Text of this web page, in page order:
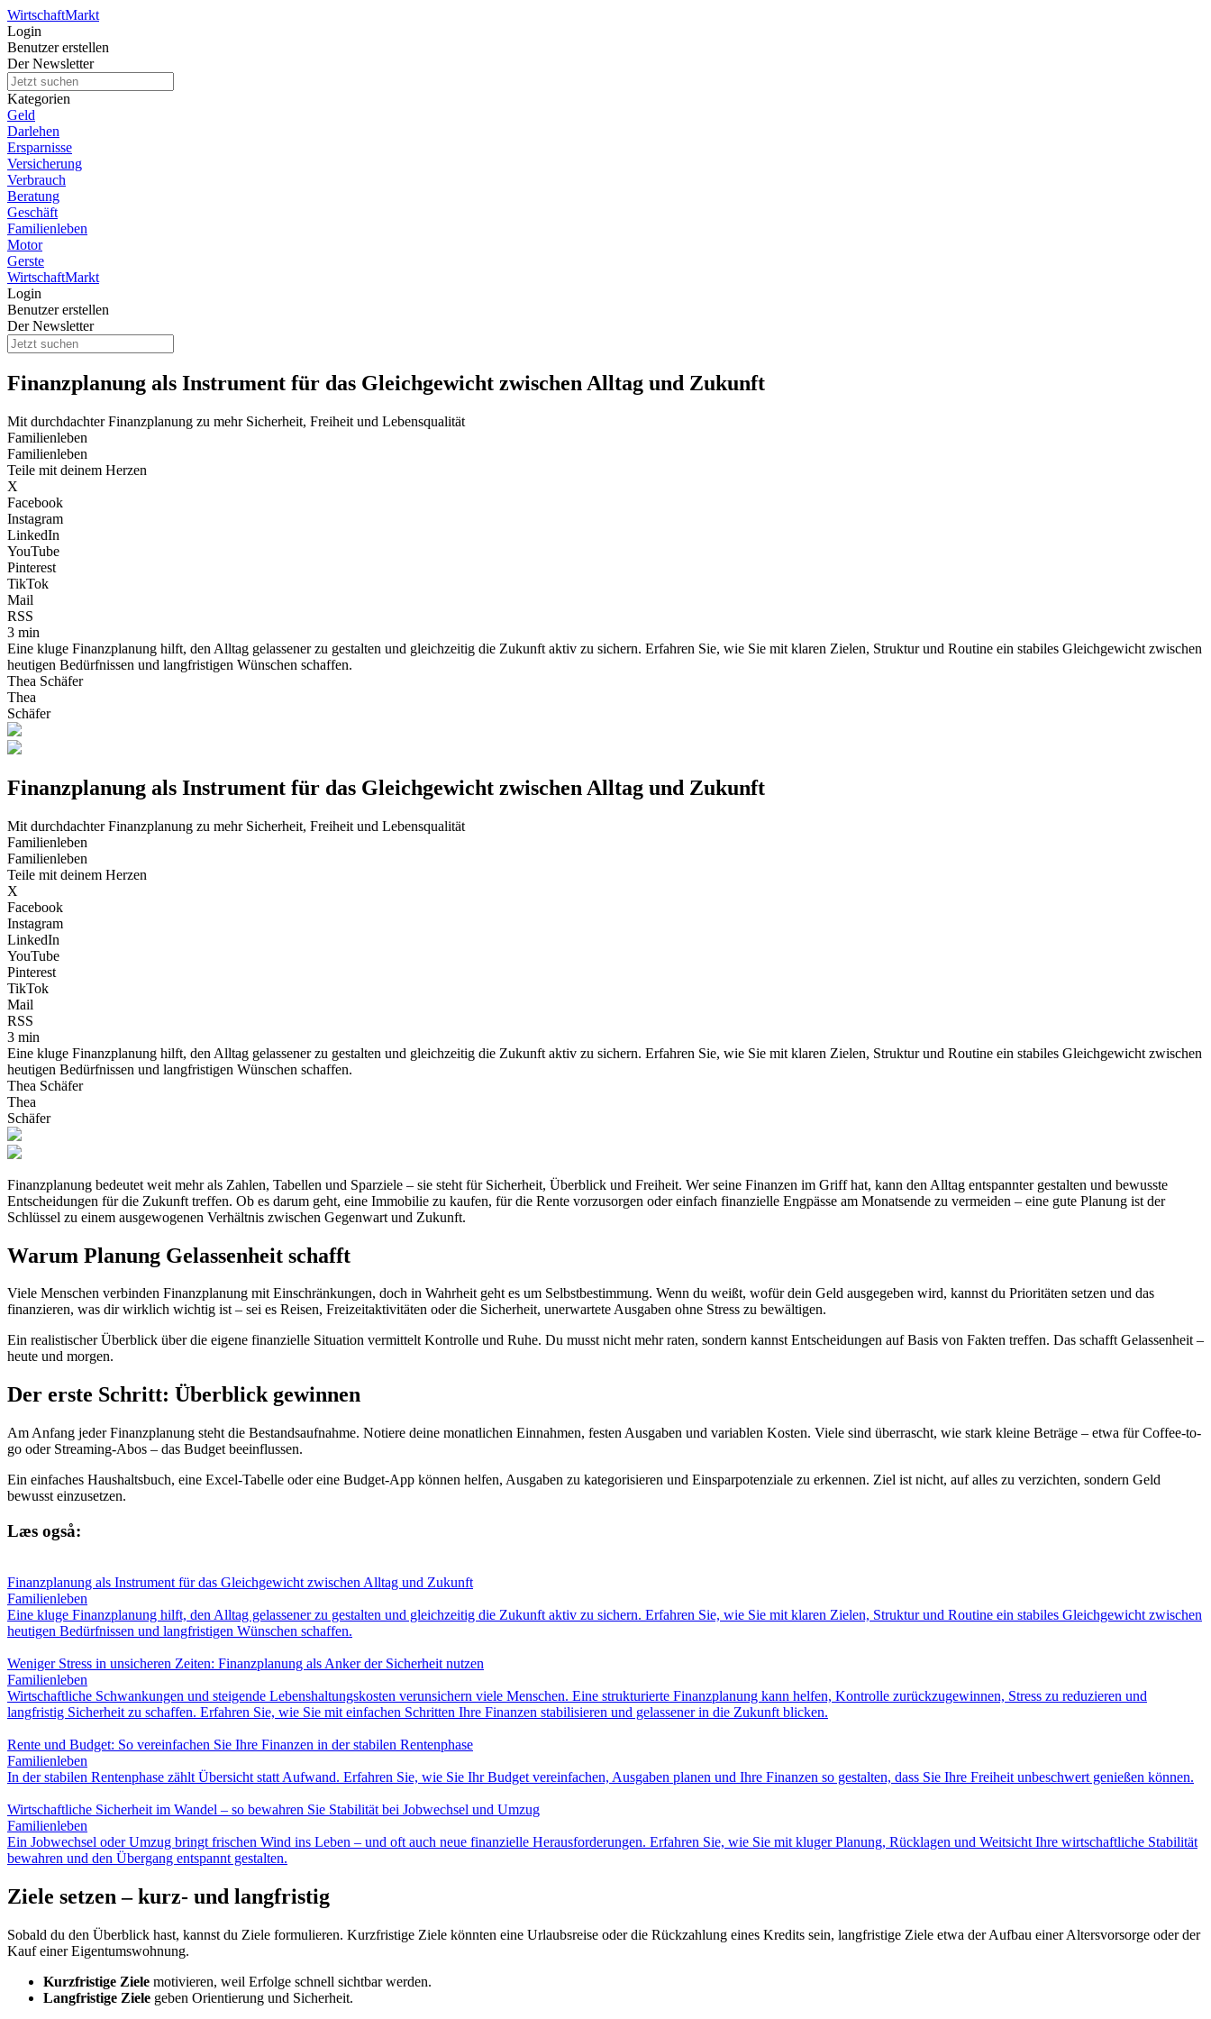
WirtschaftMarkt
Login
Benutzer erstellen
Der Newsletter
Kategorien
Geld
Darlehen
Ersparnisse
Versicherung
Verbrauch
Beratung
Geschäft
Familienleben
Motor
Gerste
WirtschaftMarkt
Login
Benutzer erstellen
Der Newsletter
Finanzplanung als Instrument für das Gleichgewicht zwischen Alltag und Zukunft
Mit durchdachter Finanzplanung zu mehr Sicherheit, Freiheit und Lebensqualität
Familienleben
Familienleben
Teile mit deinem Herzen
X
Facebook
Instagram
LinkedIn
YouTube
Pinterest
TikTok
Mail
RSS
3 min
Eine kluge Finanzplanung hilft, den Alltag gelassener zu gestalten und gleichzeitig die Zukunft aktiv zu sichern. Erfahren Sie, wie Sie mit klaren Zielen, Struktur und Routine ein stabiles Gleichgewicht zwischen
heutigen Bedürfnissen und langfristigen Wünschen schaffen.
Thea Schäfer
Thea
Schäfer
Finanzplanung als Instrument für das Gleichgewicht zwischen Alltag und Zukunft
Mit durchdachter Finanzplanung zu mehr Sicherheit, Freiheit und Lebensqualität
Familienleben
Familienleben
Teile mit deinem Herzen
X
Facebook
Instagram
LinkedIn
YouTube
Pinterest
TikTok
Mail
RSS
3 min
Eine kluge Finanzplanung hilft, den Alltag gelassener zu gestalten und gleichzeitig die Zukunft aktiv zu sichern. Erfahren Sie, wie Sie mit klaren Zielen, Struktur und Routine ein stabiles Gleichgewicht zwischen
heutigen Bedürfnissen und langfristigen Wünschen schaffen.
Thea Schäfer
Thea
Schäfer
Finanzplanung bedeutet weit mehr als Zahlen, Tabellen und Sparziele – sie steht für Sicherheit, Überblick und Freiheit. Wer seine Finanzen im Griff hat, kann den Alltag entspannter gestalten und bewusste
Entscheidungen für die Zukunft treffen. Ob es darum geht, eine Immobilie zu kaufen, für die Rente vorzusorgen oder einfach finanzielle Engpässe am Monatsende zu vermeiden – eine gute Planung ist der
Schlüssel zu einem ausgewogenen Verhältnis zwischen Gegenwart und Zukunft.
Warum Planung Gelassenheit schafft
Viele Menschen verbinden Finanzplanung mit Einschränkungen, doch in Wahrheit geht es um Selbstbestimmung. Wenn du weißt, wofür dein Geld ausgegeben wird, kannst du Prioritäten setzen und das
finanzieren, was dir wirklich wichtig ist – sei es Reisen, Freizeitaktivitäten oder die Sicherheit, unerwartete Ausgaben ohne Stress zu bewältigen.
Ein realistischer Überblick über die eigene finanzielle Situation vermittelt Kontrolle und Ruhe. Du musst nicht mehr raten, sondern kannst Entscheidungen auf Basis von Fakten treffen. Das schafft Gelassenheit –
heute und morgen.
Der erste Schritt: Überblick gewinnen
Am Anfang jeder Finanzplanung steht die Bestandsaufnahme. Notiere deine monatlichen Einnahmen, festen Ausgaben und variablen Kosten. Viele sind überrascht, wie stark kleine Beträge – etwa für Coffee-to-
go oder Streaming-Abos – das Budget beeinflussen.
Ein einfaches Haushaltsbuch, eine Excel-Tabelle oder eine Budget-App können helfen, Ausgaben zu kategorisieren und Einsparpotenziale zu erkennen. Ziel ist nicht, auf alles zu verzichten, sondern Geld
bewusst einzusetzen.
Læs også:
Finanzplanung als Instrument für das Gleichgewicht zwischen Alltag und Zukunft
Familienleben
Eine kluge Finanzplanung hilft, den Alltag gelassener zu gestalten und gleichzeitig die Zukunft aktiv zu sichern. Erfahren Sie, wie Sie mit klaren Zielen, Struktur und Routine ein stabiles Gleichgewicht zwischen
heutigen Bedürfnissen und langfristigen Wünschen schaffen.
Weniger Stress in unsicheren Zeiten: Finanzplanung als Anker der Sicherheit nutzen
Familienleben
Wirtschaftliche Schwankungen und steigende Lebenshaltungskosten verunsichern viele Menschen. Eine strukturierte Finanzplanung kann helfen, Kontrolle zurückzugewinnen, Stress zu reduzieren und
langfristig Sicherheit zu schaffen. Erfahren Sie, wie Sie mit einfachen Schritten Ihre Finanzen stabilisieren und gelassener in die Zukunft blicken.
Rente und Budget: So vereinfachen Sie Ihre Finanzen in der stabilen Rentenphase
Familienleben
In der stabilen Rentenphase zählt Übersicht statt Aufwand. Erfahren Sie, wie Sie Ihr Budget vereinfachen, Ausgaben planen und Ihre Finanzen so gestalten, dass Sie Ihre Freiheit unbeschwert genießen können.
Wirtschaftliche Sicherheit im Wandel – so bewahren Sie Stabilität bei Jobwechsel und Umzug
Familienleben
Ein Jobwechsel oder Umzug bringt frischen Wind ins Leben – und oft auch neue finanzielle Herausforderungen. Erfahren Sie, wie Sie mit kluger Planung, Rücklagen und Weitsicht Ihre wirtschaftliche Stabilität
bewahren und den Übergang entspannt gestalten.
Ziele setzen – kurz- und langfristig
Sobald du den Überblick hast, kannst du Ziele formulieren. Kurzfristige Ziele könnten eine Urlaubsreise oder die Rückzahlung eines Kredits sein, langfristige Ziele etwa der Aufbau einer Altersvorsorge oder der
Kauf einer Eigentumswohnung.
Kurzfristige Ziele motivieren, weil Erfolge schnell sichtbar werden.
Langfristige Ziele geben Orientierung und Sicherheit.